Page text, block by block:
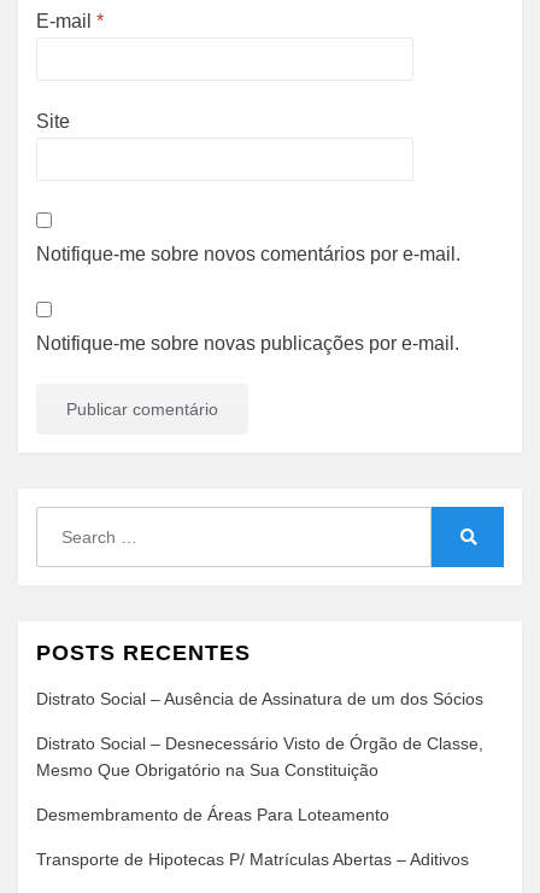
E-mail *
Site
Notifique-me sobre novos comentários por e-mail.
Notifique-me sobre novas publicações por e-mail.
POSTS RECENTES
Distrato Social – Ausência de Assinatura de um dos Sócios
Distrato Social – Desnecessário Visto de Órgão de Classe,
Mesmo Que Obrigatório na Sua Constituição
Desmembramento de Áreas Para Loteamento
Transporte de Hipotecas P/ Matrículas Abertas – Aditivos